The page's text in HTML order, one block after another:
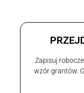
Zapisuj
wzór grantów.